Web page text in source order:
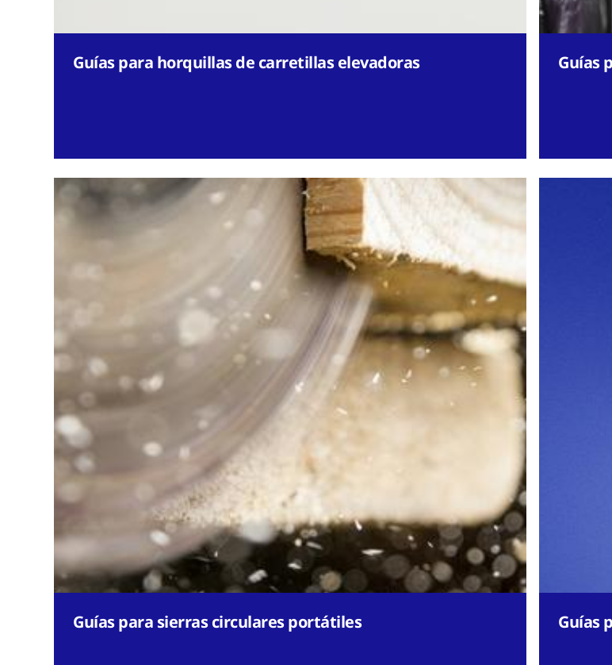
Guías para horquillas de carretillas elevadoras Guías
Guías para sierras circulares portátiles Guías